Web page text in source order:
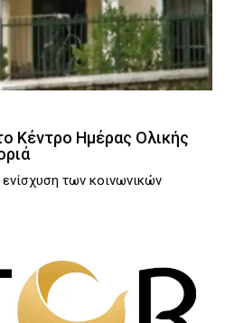
Κέντρο Ημέρας Ολικής
ενίσχυση των κοινωνικών